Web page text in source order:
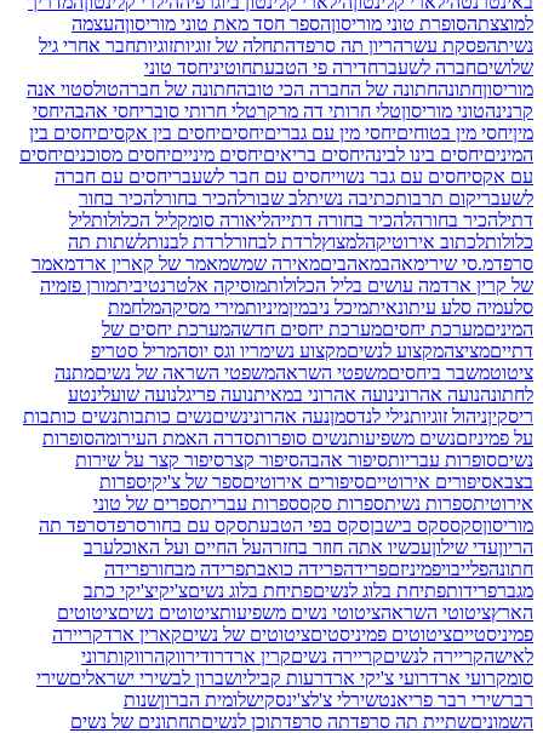
למוצצתהסופרת טוני מוריסוןהספר חסד מאת טוני מוריסוןהעצמה
נשיתהפסקת עשרהריון תה סרפדהתחלה של זוגיותזוגיותחבר אחרי גיל
שלושיםחברה לשעברחדירה פי הטבעתחוטיניחסד טוני
מוריסוןחתונהחתונה של החברה הכי טובהחתונה של חברהטולסטוי אנה
קרנינהטוני מוריסוןטלי חרותי דה מרקרטלי חרותי סובריחסי אהבהיחסי
מיןיחסי מין בטוחיםיחסי מין עם גבריםיחסיםיחסים בין אקסיםיחסים בין
המיניםיחסים בינו לבינהיחסים בריאיםיחסים מינייםיחסים מסוכניםיחסים
עם אקסיחסים עם גבר נשוייחסים עם חבר לשעבריחסים עם חברה
לשעבריקום תרבותכתיבה נשיתלב שבורלהכיר בחורלהכיר בחור
דתילהכיר בחורהלהכיר בחורה דתייהליאורה סומקליל הכלולותליל
כלולותלכתוב אירוטיקהלמצוץלרדת לבחורלרדת לבנותלשתות תה
סרפדמ.סי שירימאהבמאהביםמאירה שמשמאמר של קארין ארדמאמר
של קרין ארדמה עושים בליל הכלולותמוסיקה אלטרנטיביתמורן פזמיה
סלעמיה סלע עיתונאיתמיכל ניבמיןמיניותמירי מסיקהמלחמת
המיניםמערכת יחסיםמערכת יחסים חדשהמערכת יחסים של
דתייםמציצהמקצוע לנשיםמקצוע נשימריו וגס יוסהמריל סטריפ
ציטוטמשבר ביחסיםמשפטי השראהמשפטי השראה של נשיםמתנה
לחתונהנועה אהרונינועה אהרוני במאיתנועה פריגלנועה שועלינטע
ריסקיןניהול זוגיותנילי לנדסמןנעה אהרונינשיםנשים כותבותנשים כותבות
על פמיניזםנשים משפיעותנשים סופרותסדרה האמת העירומהסופרות
נשיםסופרות עבריותסיפור אהבהסיפור קצרסיפור קצר על שירות
בצבאסיפורים אירוטייםסיפורים אירוטיםספר של צ'יקיספרות
אירוטיתספרות נשיתספרות סקסספרות עבריתספרים של טוני
מוריסוןסקססקס בישבןסקס בפי הטבעתסקס עם בחורסרפדסרפד תה
הריוןעדי שילוןעכשיו אתה חוזר בחזרהעל החיים ועל האוכלערב
חתונהפלייבויפמיניזםפרידהפרידה כואבתפרידה מבחורפרידה
מגברפרידותפתיחת בלוג לנשיםפתיחת בלוג נשיםצ'יקיצ'יקי כתב
הארץציטוטי השראהציטוטי נשים משפיעותציטוטים נשיםציטוטים
פמיניסטייםציטוטים פמיניסטיםציטוטים של נשיםקארין ארדקריירה
לאישהקריירה לנשיםקריירה נשיםקרין ארדרודירווקהרווקותרוני
סומקרועי ארדרועי צ'יקי ארדרעות קביליושברון לבשירי ישראליםשירי
רברשירי רבר פריאנטשירלי צ'לצ'ינסקישלומית הברוןשנות
השמוניםשתיית תה סרפדתה סרפדתוכן לנשיםתחתונים של נשים